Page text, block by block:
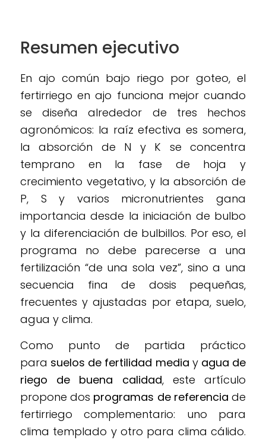
Resumen ejecutivo
En ajo común bajo riego por goteo, el
fertirriego en ajo funciona mejor cuando
se diseña alrededor de tres hechos
agronómicos: la raíz efectiva es somera,
la absorción de N y K se concentra
temprano en la fase de hoja y
crecimiento vegetativo, y la absorción de
P, S y varios micronutrientes gana
importancia desde la iniciación de bulbo
y la diferenciación de bulbillos. Por eso, el
programa no debe parecerse a una
fertilización “de una sola vez”, sino a una
secuencia fina de dosis pequeñas,
frecuentes y ajustadas por etapa, suelo,
agua y clima.
Como punto de partida práctico
para suelos de fertilidad media y agua de
riego de buena calidad, este artículo
propone dos programas de referencia de
fertirriego complementario: uno para
clima templado y otro para clima cálido.